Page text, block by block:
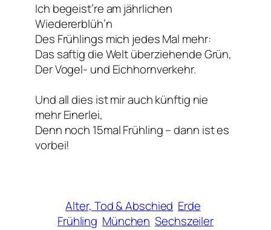
Ich begeist’re am jährlichen
Wiedererblüh’n
Des Frühlings mich jedes Mal mehr:
Das saftig die Welt überziehende Grün,
Der Vogel- und Eichhornverkehr.
Und all dies ist mir auch künftig nie
mehr Einerlei,
Denn noch 15mal Frühling – dann ist es
vorbei!
Alter, Tod & Abschied Erde
Frühling München Sechszeiler